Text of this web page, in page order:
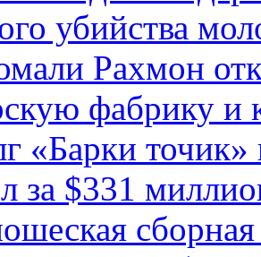
убийства
Рахмон
фабрику и
«Барки
за $331